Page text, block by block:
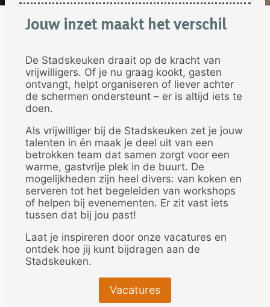
Jouw inzet maakt het verschil
De Stadskeuken draait op de kracht van
vrijwilligers. Of je nu graag kookt, gasten
ontvangt, helpt organiseren of liever achter
de schermen ondersteunt – er is altijd iets te
doen.
Als vrijwilliger bij de Stadskeuken zet je jouw
talenten in én maak je deel uit van een
betrokken team dat samen zorgt voor een
warme, gastvrije plek in de buurt. De
mogelijkheden zijn heel divers: van koken en
serveren tot het begeleiden van workshops
of helpen bij evenementen. Er zit vast iets
tussen dat bij jou past!
Laat je inspireren door onze vacatures en
ontdek hoe jij kunt bijdragen aan de
Stadskeuken.
Vacatures